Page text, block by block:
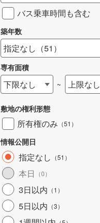
バス乗車時間も含む
築年数
指定なし （51 ）
専有面積
下限なし ~ 上限なし
敷地の権利形態
所有権のみ （51 ）
情報公開日
指定なし （51 ）
本日 （0）
3日以内 （1 ）
5日以内 （3）
詳しく見る